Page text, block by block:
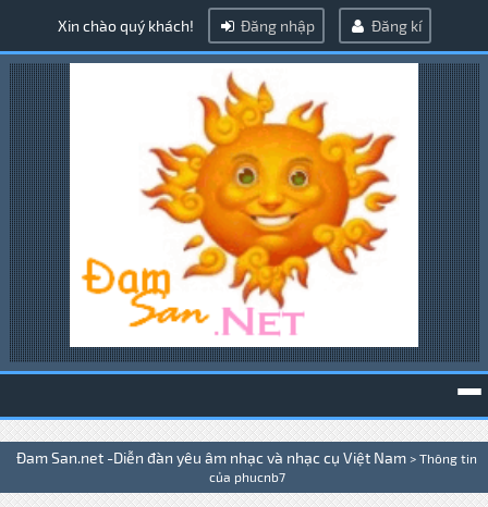
Xin chào quý khách! Đăng nhập Đăng kí
Đam San.net -Diễn đàn yêu âm nhạc và nhạc cụ Việt Nam > Thông tin
của phucnb7